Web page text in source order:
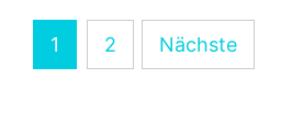
Seitennummerierung
der
1 2 Nächste